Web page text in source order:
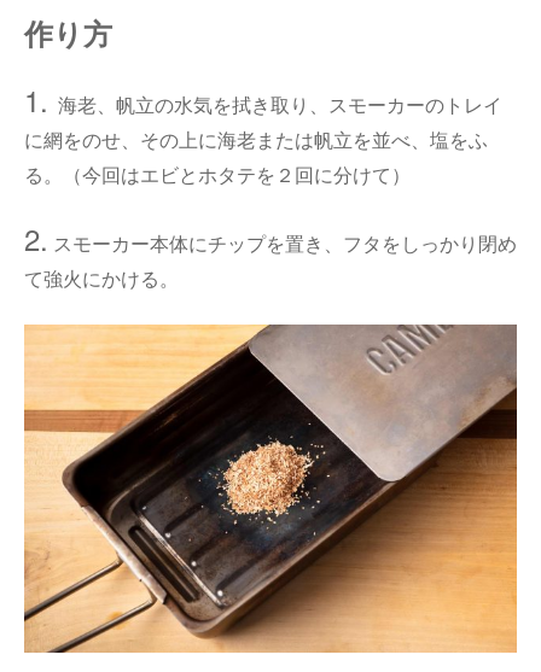
作り方
1. 海老、帆立の水気を拭き取り、スモーカーのトレイ
に網をのせ、その上に海老または帆立を並べ、塩をふ
る。（今回はエビとホタテを２回に分けて）
2. スモーカー本体にチップを置き、フタをしっかり閉め
て強火にかける。